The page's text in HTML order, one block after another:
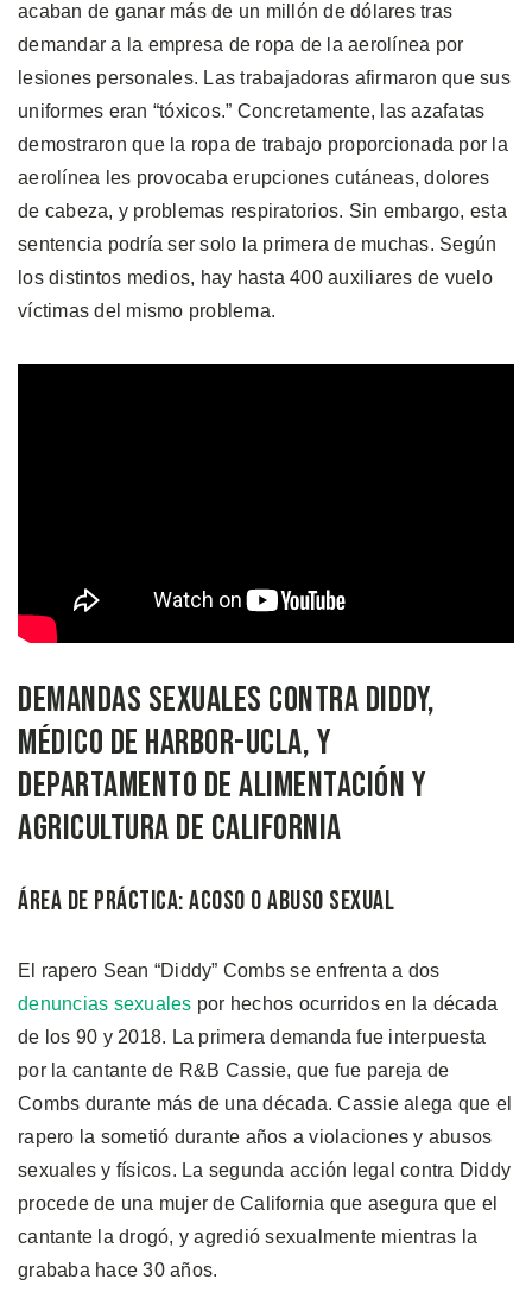
acaban de ganar más de un millón de dólares tras
demandar a la empresa de ropa de la aerolínea por
lesiones personales. Las trabajadoras afirmaron que sus
uniformes eran “tóxicos.” Concretamente, las azafatas
demostraron que la ropa de trabajo proporcionada por la
aerolínea les provocaba erupciones cutáneas, dolores
de cabeza, y problemas respiratorios. Sin embargo, esta
sentencia podría ser solo la primera de muchas. Según
los distintos medios, hay hasta 400 auxiliares de vuelo
víctimas del mismo problema.
Demandas Sexuales Contra Diddy,
Médico de Harbor-UCLA, y
Departamento de Alimentación y
Agricultura de California
Área de Práctica: Acoso o Abuso Sexual
El rapero Sean “Diddy” Combs se enfrenta a dos
denuncias sexuales por hechos ocurridos en la década
de los 90 y 2018. La primera demanda fue interpuesta
por la cantante de R&B Cassie, que fue pareja de
Combs durante más de una década. Cassie alega que el
rapero la sometió durante años a violaciones y abusos
sexuales y físicos. La segunda acción legal contra Diddy
procede de una mujer de California que asegura que el
cantante la drogó, y agredió sexualmente mientras la
grababa hace 30 años.